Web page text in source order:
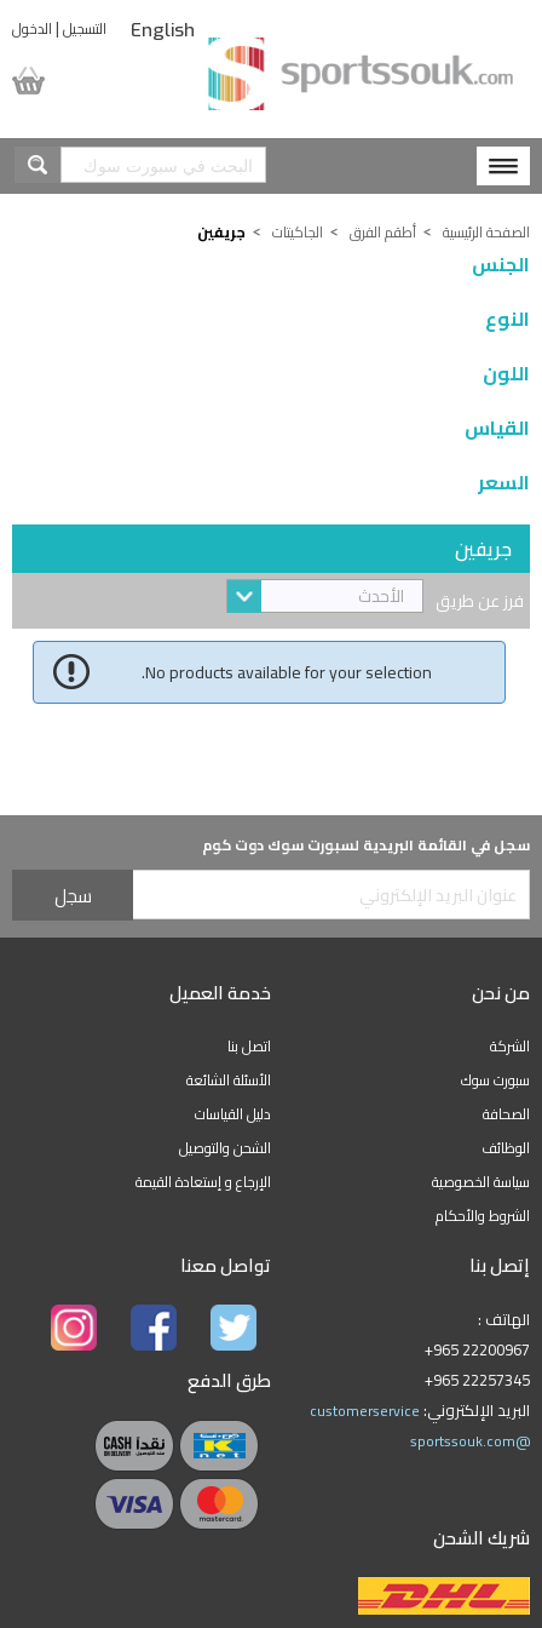
التسجيل|الدخول English
الصفحة الرئيسية أطقم الفرق الجاكيتات جريفين
الجنس
النوع
اللون
القياس
السعر
جريفين
فرز عن طريق الأحدث
No products available for your selection.
سجل في القائمة البريدية لسبورت سوك دوت كوم
من نحن
الشركة
سبورت سوك
الصحافة
الوظائف
سياسة الخصوصية
الشروط والأحكام
خدمة العميل
اتصل بنا
الأسئلة الشائعة
دليل القياسات
الشحن والتوصيل
الإرجاع و إستعادة القيمة
إتصل بنا
الهاتف :
+965 22200967
+965 22257345
البريد الإلكتروني: customerservice
@sportssouk.com
تواصل معنا
طرق الدفع
شريك الشحن